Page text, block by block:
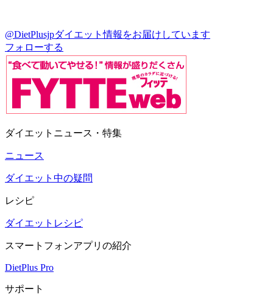
@DietPlusjpダイエット情報をお届けしています
フォローする
ダイエットニュース・特集
ニュース
ダイエット中の疑問
レシピ
ダイエットレシピ
スマートフォンアプリの紹介
DietPlus Pro
サポート